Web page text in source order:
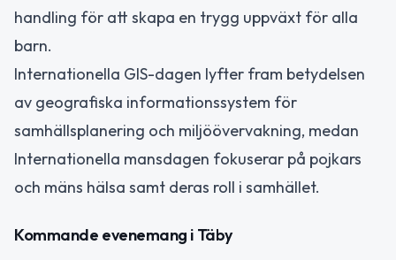
handling för att skapa en trygg uppväxt för alla
barn.
Internationella GIS-dagen lyfter fram betydelsen
av geografiska informationssystem för
samhällsplanering och miljöövervakning, medan
Internationella mansdagen fokuserar på pojkars
och mäns hälsa samt deras roll i samhället.
Kommande evenemang i Täby